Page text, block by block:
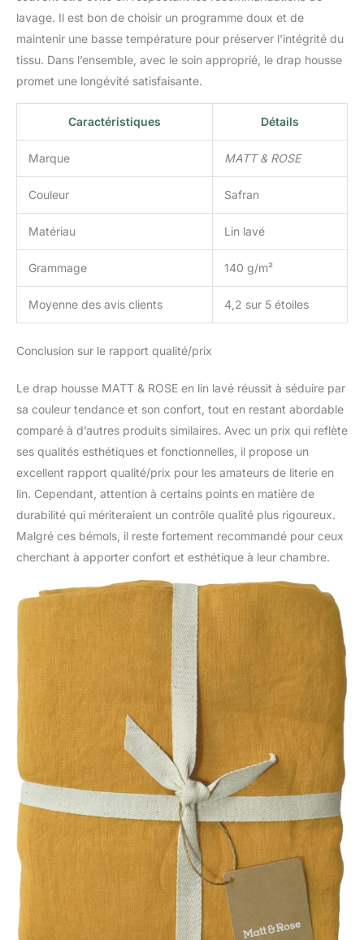
unique, des matières de
grande qualité et des prix
accessibles à tous. Tous
nos produits sont
que les opérations
techniques sont
respectueuses de
l'environnement et ne
présentent aucun danger
pour la santé) et nous
sommes membre de la
bonnes conditions de
lavage. Il est bon de choisir un programme doux et de
maintenir une basse température pour préserver l’intégrité du
tissu. Dans l’ensemble, avec le soin approprié, le drap housse
promet une longévité satisfaisante.
Caractéristiques Détails
Marque MATT & ROSE
Couleur Safran
Matériau Lin lavé
Grammage 140 g/m²
Moyenne des avis clients 4,2 sur 5 étoiles
Conclusion sur le rapport qualité/prix
Le drap housse MATT & ROSE en lin lavé réussit à séduire par
sa couleur tendance et son confort, tout en restant abordable
comparé à d’autres produits similaires. Avec un prix qui reflète
ses qualités esthétiques et fonctionnelles, il propose un
excellent rapport qualité/prix pour les amateurs de literie en
lin. Cependant, attention à certains points en matière de
durabilité qui mériteraient un contrôle qualité plus rigoureux.
Malgré ces bémols, il reste fortement recommandé pour ceux
cherchant à apporter confort et esthétique à leur chambre.